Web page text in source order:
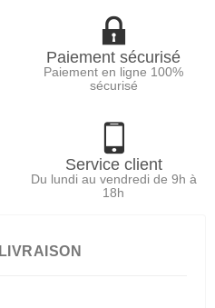
Paiement sécurisé
Paiement en ligne 100%
sécurisé
Service client
Du lundi au vendredi de 9h à
18h
LIVRAISON